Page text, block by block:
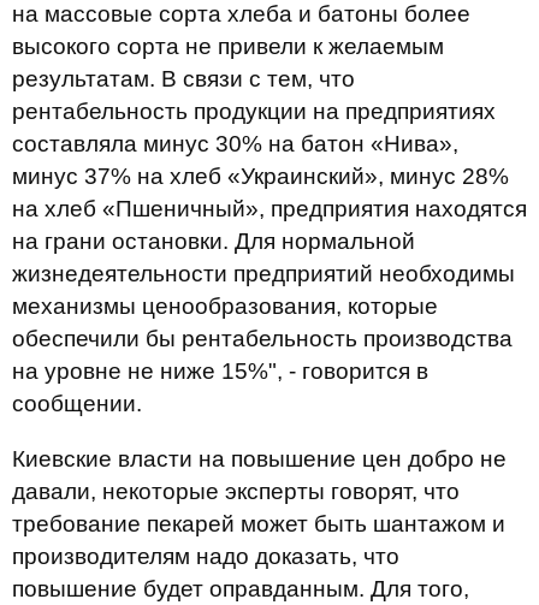
на массовые сорта хлеба и батоны более
высокого сорта не привели к желаемым
результатам. В связи с тем, что
рентабельность продукции на предприятиях
составляла минус 30% на батон «Нива»,
минус 37% на хлеб «Украинский», минус 28%
на хлеб «Пшеничный», предприятия находятся
на грани остановки. Для нормальной
жизнедеятельности предприятий необходимы
механизмы ценообразования, которые
обеспечили бы рентабельность производства
на уровне не ниже 15%", - говорится в
сообщении.
Киевские власти на повышение цен добро не
давали, некоторые эксперты говорят, что
требование пекарей может быть шантажом и
производителям надо доказать, что
повышение будет оправданным. Для того,